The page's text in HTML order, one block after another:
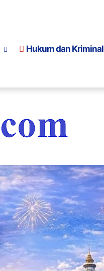
Hukum dan Kriminal